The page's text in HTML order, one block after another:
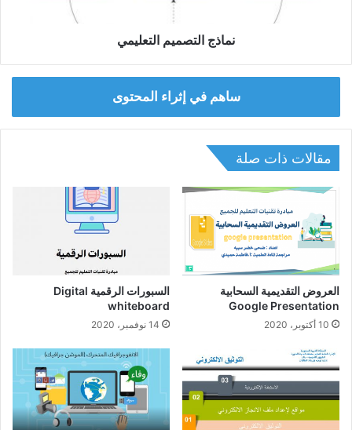
نماذج التصميم التعليمي
ساهم في إثراء المحتوى
مقالات ذات صلة
العروض التقديمية السحابية
Google Presentation
10 أكتوبر، 2020
السبورات الرقمية Digital
whiteboard
14 نوفمبر، 2020